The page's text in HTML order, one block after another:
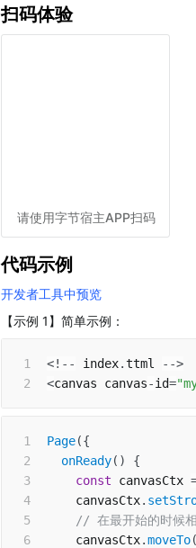
扫码体验
请使用字节宿主APP扫码
代码示例
开发者工具中预览
【示例 1】简单示例：
<! -- index.ttml -->
<canvas canvas-id=
Page({
onReady( )
{
const canvasCtx
    canvasCtx
.
// 在最开始的时候
    canvasCtx
.moveTo(